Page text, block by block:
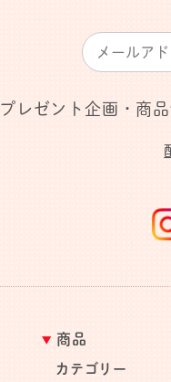
プレゼント企画・商
商品
カテゴリー